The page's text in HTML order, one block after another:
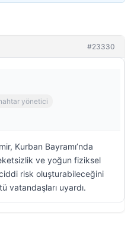
#23330
yönetici
Kurban Bayramı’nda
ve yoğun fiziksel
risk oluşturabileceğini
vatandaşları uyardı.